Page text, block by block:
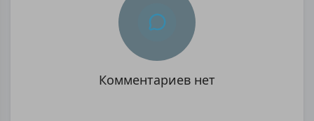
Комментариев нет